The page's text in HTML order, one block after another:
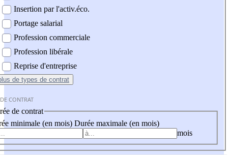
Insertion par l'activ.éco.
Portage salarial
Profession commerciale
Profession libérale
Reprise d'entreprise
de types de contrat
CONTRAT
de contrat
minimale (en mois) Durée maximale (en mois)
mois